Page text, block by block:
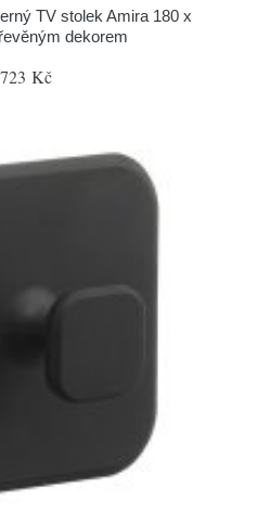
TV stolek Amira 180 x
dekorem
Kč